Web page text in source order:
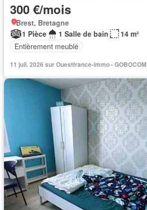
300 €/mois
Brest, Bretagne
1 Pièce
1 Salle de bain
14 m²
Entièrement meublé
11 juil. 2026 sur Ouestfrance-immo - GOBOCOM